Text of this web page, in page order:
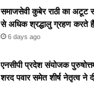
समाजसेवी कुबेर राठी का अटूट
से अधिक श्रद्धालु ग्रहण करते हैं
6 days ago
एनसीपी प्रदेश संयोजक
शरद पवार समेत शीर्ष नेतृत्व ने